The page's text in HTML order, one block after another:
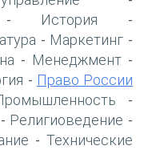
История -
- Маркетинг -
- Менеджмент -
- Право России
-
- Религиоведение -
- Технические